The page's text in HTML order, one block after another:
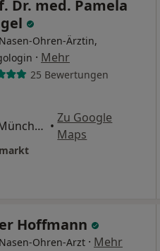
Dr. med. Pamela
Ohren-Ärztin,
· Mehr
25 Bewertungen
Fürstenfelder Str. 13, München •
Zu Google
Maps
Hoffmann
Ohren-Arzt · Mehr